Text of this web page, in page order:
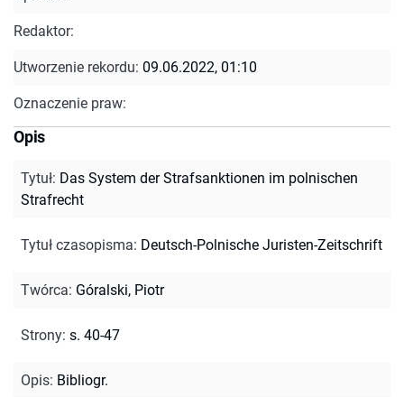
Redaktor:
Utworzenie rekordu: 09.06.2022, 01:10
Oznaczenie praw:
Opis
Tytuł: Das System der Strafsanktionen im polnischen
Strafrecht
Tytuł czasopisma: Deutsch-Polnische Juristen-Zeitschrift
Twórca: Góralski, Piotr
Strony: s. 40-47
Opis: Bibliogr.